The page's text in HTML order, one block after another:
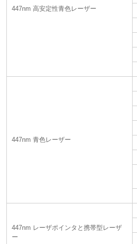
447nm 高安定性青色レーザー
447nm 青色レーザー
447nm レーザポインタと携帯型レーザ
ー